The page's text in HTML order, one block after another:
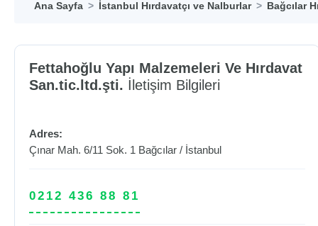
Ana Sayfa İstanbul Hırdavatçı ve Nalburlar Bağcılar
Fettahoğlu Yapı Malzemeleri Ve Hırdavat
San.tic.ltd.şti. İletişim Bilgileri
Adres:
Çınar Mah. 6/11 Sok. 1 Bağcılar / İstanbul
0212 436 88 81